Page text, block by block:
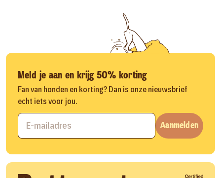
Meld je aan en krijg 50% korting
Fan van honden en korting? Dan is onze nieuwsbrief
echt iets voor jou.
Aanmelden